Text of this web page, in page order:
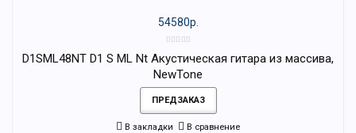
54580р.
D1SML48NT D1 S ML Nt Акустическая гитара из массива,
NewTone
ПРЕДЗАКАЗ
В закладки В сравнение